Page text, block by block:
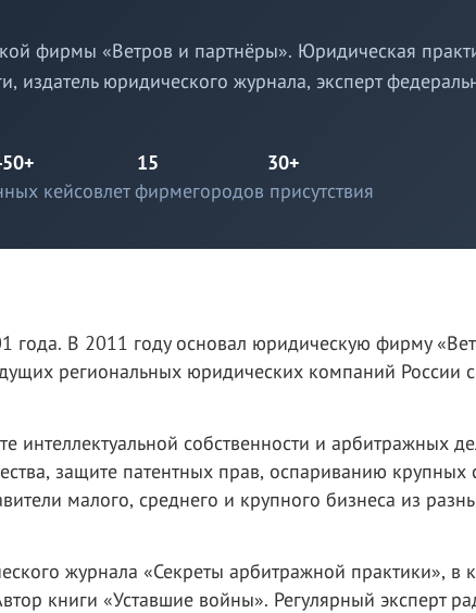
фирмы «Ветров и партнёры». Юридическая
издатель юридического журнала, эксперт
кейсов
15
лет фирме
30+
городов присутствия
года. В 2011 году основал юридическую фирму
региональных юридических компаний России с
интеллектуальной собственности и арбитражных
защите патентных прав, оспариванию крупных
малого, среднего и крупного бизнеса из
журнала «Секреты арбитражной практики», в
книги «Уставшие войны». Регулярный эксперт